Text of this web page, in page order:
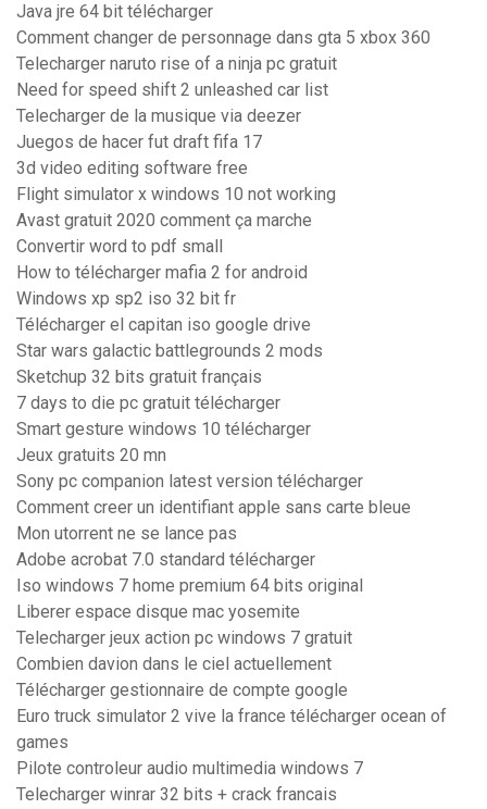
Java jre 64 bit télécharger
Comment changer de personnage dans gta 5 xbox 360
Telecharger naruto rise of a ninja pc gratuit
Need for speed shift 2 unleashed car list
Telecharger de la musique via deezer
Juegos de hacer fut draft fifa 17
3d video editing software free
Flight simulator x windows 10 not working
Avast gratuit 2020 comment ça marche
Convertir word to pdf small
How to télécharger mafia 2 for android
Windows xp sp2 iso 32 bit fr
Télécharger el capitan iso google drive
Star wars galactic battlegrounds 2 mods
Sketchup 32 bits gratuit français
7 days to die pc gratuit télécharger
Smart gesture windows 10 télécharger
Jeux gratuits 20 mn
Sony pc companion latest version télécharger
Comment creer un identifiant apple sans carte bleue
Mon utorrent ne se lance pas
Adobe acrobat 7.0 standard télécharger
Iso windows 7 home premium 64 bits original
Liberer espace disque mac yosemite
Telecharger jeux action pc windows 7 gratuit
Combien davion dans le ciel actuellement
Télécharger gestionnaire de compte google
Euro truck simulator 2 vive la france télécharger ocean of
games
Pilote controleur audio multimedia windows 7
Telecharger winrar 32 bits + crack francais